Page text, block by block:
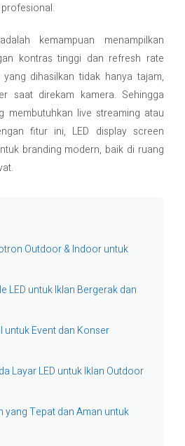
kemampuan menampilkan
kontras tinggi dan refresh rate
dihasilkan tidak hanya tajam,
saat direkam kamera. Sehingga
membutuhkan live streaming atau
fitur ini, LED display screen
branding modern, baik di ruang
Outdoor & Indoor untuk
LED untuk Iklan Bergerak dan
untuk Event dan Konser
Layar LED untuk Iklan Outdoor
yang Tepat dan Aman untuk